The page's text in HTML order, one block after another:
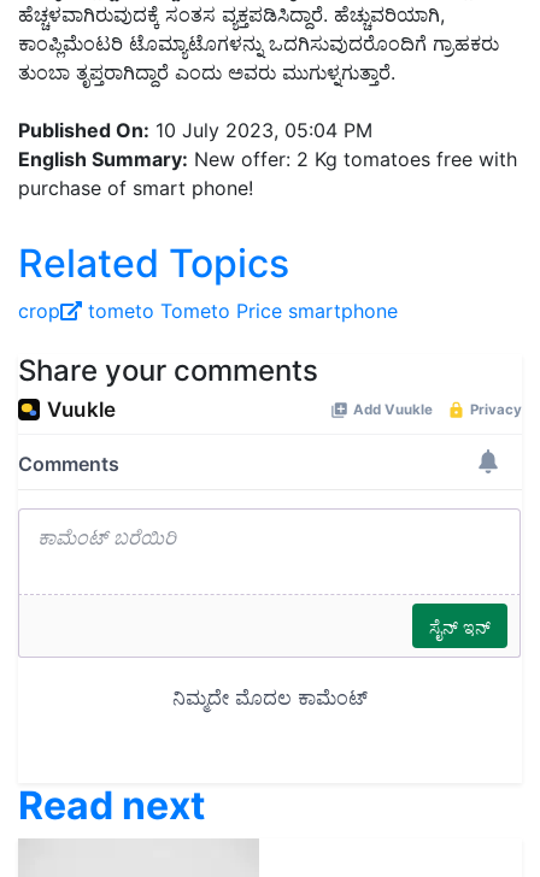
ಹೆಚ್ಚಳವಾಗಿರುವುದಕ್ಕೆ ಸಂತಸ ವ್ಯಕ್ತಪಡಿಸಿದ್ದಾರೆ. ಹೆಚ್ಚುವರಿಯಾಗಿ,
ಕಾಂಪ್ಲಿಮೆಂಟರಿ ಟೊಮ್ಯಾಟೊಗಳನ್ನು ಒದಗಿಸುವುದರೊಂದಿಗೆ ಗ್ರಾಹಕರು
ತುಂಬಾ ತೃಪ್ತರಾಗಿದ್ದಾರೆ ಎಂದು ಅವರು ಮುಗುಳ್ನಗುತ್ತಾರೆ.
Published On: 10 July 2023, 05:04 PM
English Summary: New offer: 2 Kg tomatoes free with
purchase of smart phone!
Related Topics
crop tometo Tometo Price smartphone
Share your comments
Read next